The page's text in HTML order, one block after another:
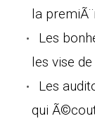
la
Les
les vise
Les
qui